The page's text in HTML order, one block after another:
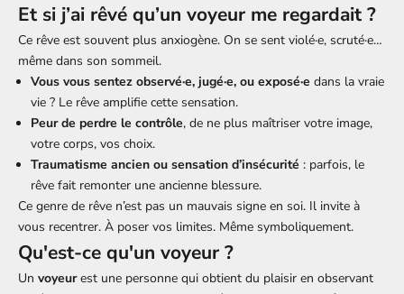
Et si j’ai rêvé qu’un voyeur me regardait ?
Ce rêve est souvent plus anxiogène. On se sent violé·e, scruté·e…
même dans son sommeil.
Vous vous sentez observé·e, jugé·e, ou exposé·e dans la vraie
vie ? Le rêve amplifie cette sensation.
Peur de perdre le contrôle, de ne plus maîtriser votre image,
votre corps, vos choix.
Traumatisme ancien ou sensation d’insécurité : parfois, le
rêve fait remonter une ancienne blessure.
Ce genre de rêve n’est pas un mauvais signe en soi. Il invite à
vous recentrer. À poser vos limites. Même symboliquement.
Qu'est-ce qu'un voyeur ?
Un voyeurest une personne qui obtient du plaisir en observant